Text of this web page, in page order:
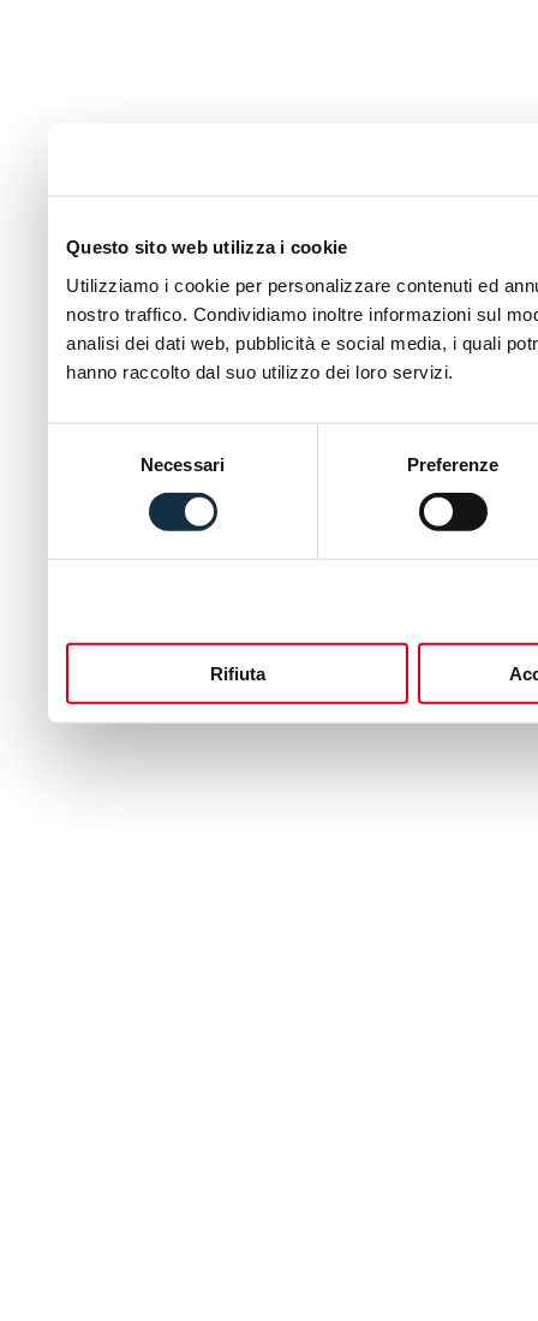
Questo sito web utilizza i cookie
Utilizziamo i cookie per personalizzare contenuti ed
nostro traffico. Condividiamo inoltre informazioni sul
analisi dei dati web, pubblicità e social media, i quali
hanno raccolto dal suo utilizzo dei loro servizi.
Necessari Preferenze
Rifiuta